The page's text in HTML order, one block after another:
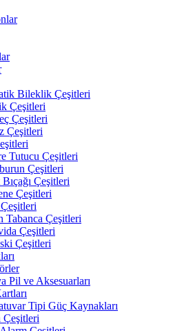
Bileklik Çeşitleri
Çeşitleri
Çeşitleri
Çeşitleri
Tutucu Çeşitleri
Çeşitleri
Çeşitleri
Çeşitleri
Tabanca Çeşitleri
Çeşitleri
Çeşitleri
Pil ve Aksesuarları
Tipi Güç Kaynakları
Çeşitleri